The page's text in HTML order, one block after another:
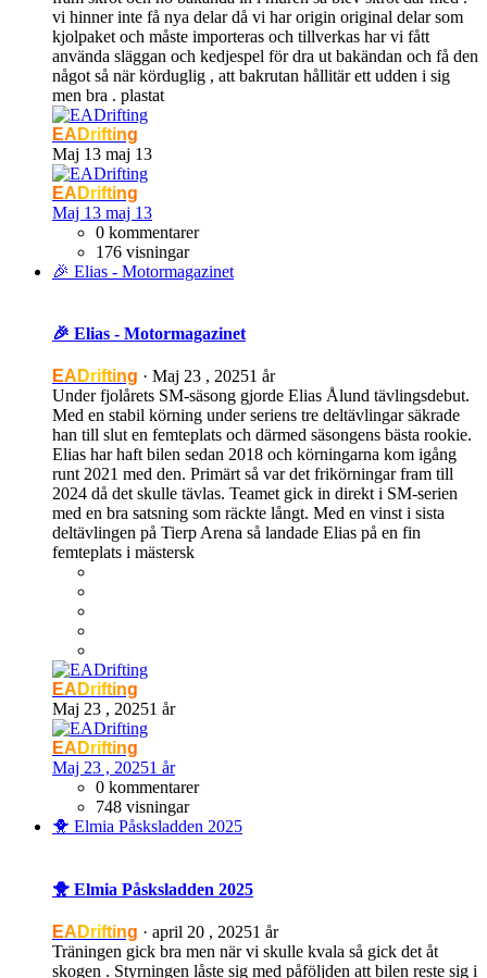
vi hinner inte få nya delar då vi har origin original delar som
kjolpaket och måste importeras och tillverkas har vi fått
använda släggan och kedjespel för dra ut bakändan och få den
något så när körduglig , att bakrutan hållitär ett udden i sig
men bra . plastat
EADrifting
Maj 13 maj 13
EADrifting
Maj 13 maj 13
0 kommentarer
176 visningar
🎉 Elias - Motormagazinet
🎉 Elias - Motormagazinet
EADrifting · Maj 23 , 20251 år
Under fjolårets SM-säsong gjorde Elias Ålund tävlingsdebut.
Med en stabil körning under seriens tre deltävlingar säkrade
han till slut en femteplats och därmed säsongens bästa rookie.
Elias har haft bilen sedan 2018 och körningarna kom igång
runt 2021 med den. Primärt så var det frikörningar fram till
2024 då det skulle tävlas. Teamet gick in direkt i SM-serien
med en bra satsning som räckte långt. Med en vinst i sista
deltävlingen på Tierp Arena så landade Elias på en fin
femteplats i mästersk
EADrifting
Maj 23 , 20251 år
EADrifting
Maj 23 , 20251 år
0 kommentarer
748 visningar
🐥 Elmia Påsksladden 2025
🐥 Elmia Påsksladden 2025
EADrifting · april 20 , 20251 år
Träningen gick bra men när vi skulle kvala så gick det åt
skogen . Styrningen låste sig med påföljden att bilen reste sig i